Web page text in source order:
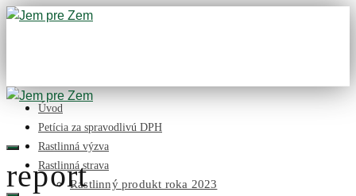
Úvod
Petícia za spravodlivú DPH
Rastlinná výzva
Rastlinná strava
Rastlinný produkt roka 2023
report